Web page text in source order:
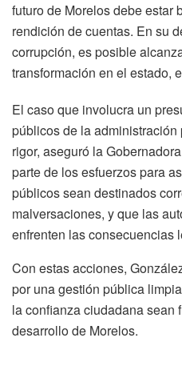
futuro de Morelos debe estar
rendición de cuentas. En su
corrupción, es posible
transformación en el estado,
El caso que involucra un
públicos de la
rigor, aseguró la
parte de los esfuerzos para
públicos sean destinados
malversaciones, y que las
enfrenten las consecuencias
Con estas acciones,
por una gestión pública
la confianza ciudadana sean
desarrollo de Morelos.